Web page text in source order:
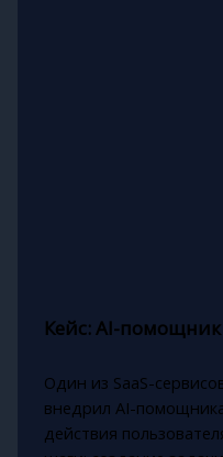
Кейс: AI-помощник
Один из SaaS-
внедрил AI-
действия